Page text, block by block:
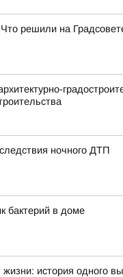
решили на
ночного ДТП
бактерий в доме
история одного